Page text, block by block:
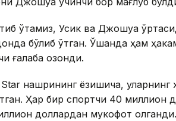
ўтамиз, Усик ва Джошуа
бўлиб ўтган. Ўшанда ҳам
ғалаба қозонди.
нашрининг ёзишича, уларнинг
Ҳар бир спортчи 40 миллион
доллардан мукофот олганди.